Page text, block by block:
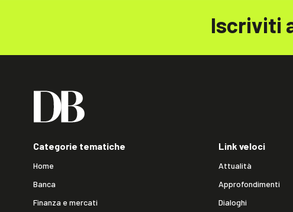
Iscriviti
Categorie tematiche
Home
Banca
Finanza e mercati
Link veloci
Attualità
Approfondimenti
Dialoghi